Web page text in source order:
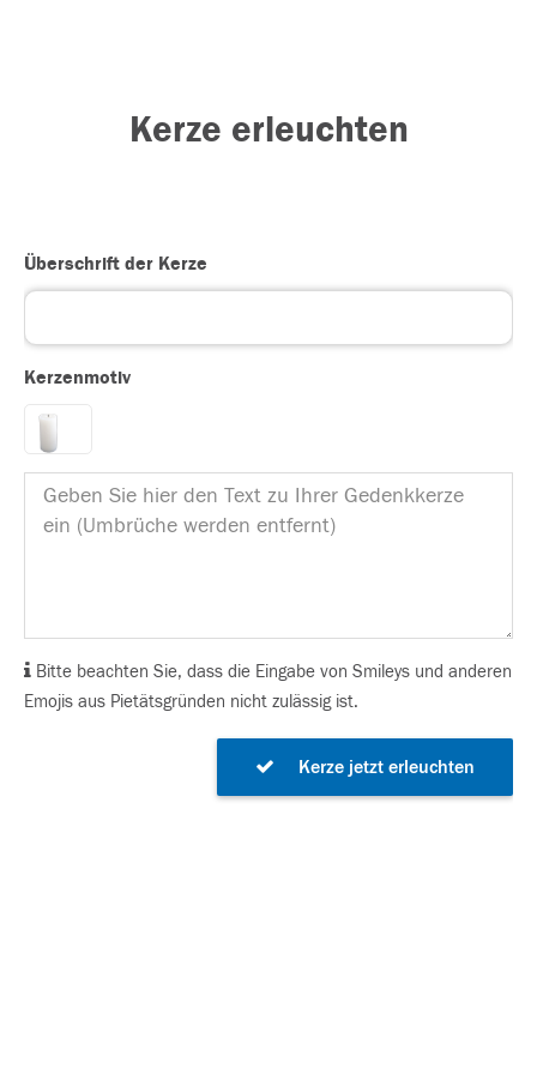
Kerze erleuchten
Überschrift der Kerze
Kerzenmotiv
Bitte beachten Sie, dass die Eingabe von Smileys und anderen
Emojis aus Pietätsgründen nicht zulässig ist.
Kerze jetzt erleuchten